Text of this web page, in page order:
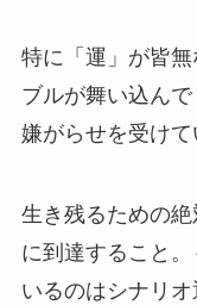
特に「運」が皆
ブルが舞い込ん
嫌がらせを受けて
生き残るための絶
に到達すること
いるのはシナリオ